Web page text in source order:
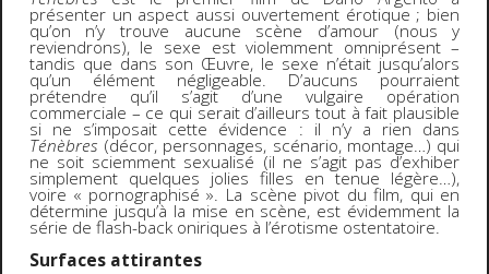
présenter un aspect aussi ouvertement érotique ; bien
qu’on n’y trouve aucune scène d’amour (nous y
reviendrons), le sexe est violemment omniprésent –
tandis que dans son Œuvre, le sexe n’était jusqu’alors
qu’un élément négligeable. D’aucuns pourraient
prétendre qu’il s’agit d’une vulgaire opération
commerciale – ce qui serait d’ailleurs tout à fait plausible
si ne s’imposait cette évidence : il n’y a rien dans
Ténèbres (décor, personnages, scénario, montage…) qui
ne soit sciemment sexualisé (il ne s’agit pas d’exhiber
simplement quelques jolies filles en tenue légère…),
voire « pornographisé ». La scène pivot du film, qui en
détermine jusqu’à la mise en scène, est évidemment la
série de flash-back oniriques à l’érotisme ostentatoire.
Surfaces attirantes